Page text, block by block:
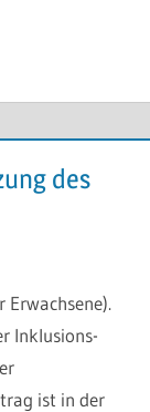
des
Inklusions-
ist in der